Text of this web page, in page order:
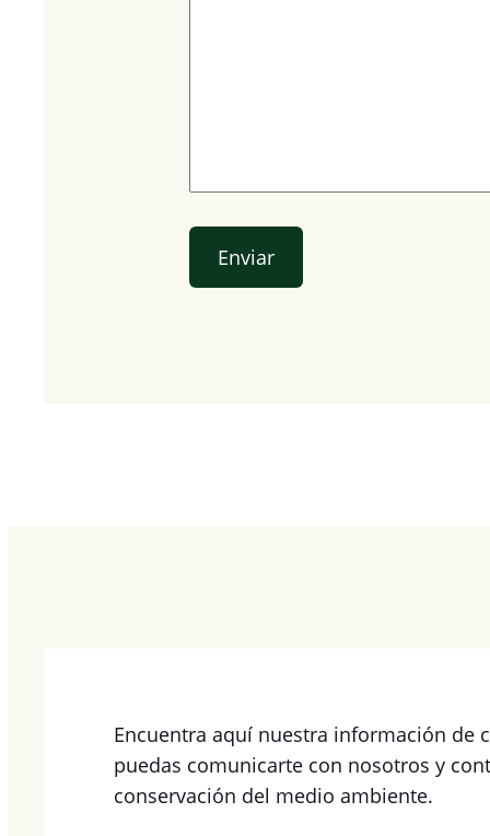
Enviar
Encuentra aquí nuestra información de
puedas comunicarte con nosotros y
conservación del medio ambiente.